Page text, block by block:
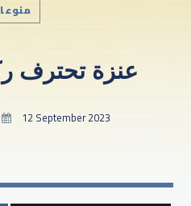
website:
عنزة تحترف
12 September 2023